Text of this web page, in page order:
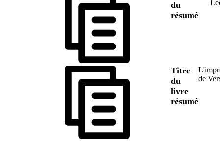
du
résumé
Titre
du
livre
résumé
de